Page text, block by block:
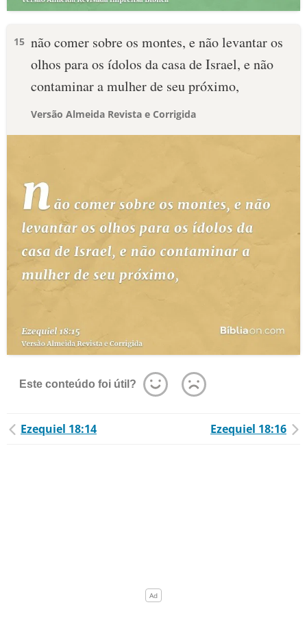
15 não comer sobre os montes, e não levantar os
olhos para os ídolos da casa de Israel, e não
contaminar a mulher de seu próximo,
Versão Almeida Revista e Corrigida
Este conteúdo foi útil?
Ezequiel 18:14 Ezequiel 18:16